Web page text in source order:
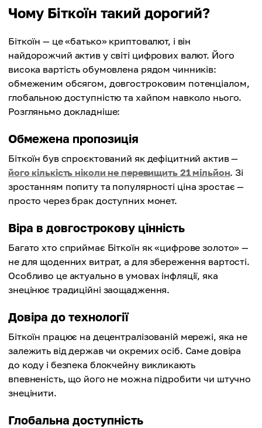
Чому Біткоїн такий дорогий?
Біткоїн — це «батько» криптовалют, і він
найдорожчий актив у світі цифрових валют. Його
висока вартість обумовлена рядом чинників:
обмеженим обсягом, довгостроковим потенціалом,
глобальною доступністю та хайпом навколо нього.
Розгляньмо докладніше:
Обмежена пропозиція
Біткоїн був спроєктований як дефіцитний актив —
його кількість ніколи не перевищить 21 мільйон. Зі
зростанням попиту та популярності ціна зростає —
просто через брак доступних монет.
Віра в довгострокову цінність
Багато хто сприймає Біткоїн як «цифрове золото» —
не для щоденних витрат, а для збереження вартості.
Особливо це актуально в умовах інфляції, яка
знецінює традиційні заощадження.
Довіра до технології
Біткоїн працює на децентралізованій мережі, яка не
залежить від держав чи окремих осіб. Саме довіра
до коду і безпека блокчейну викликають
впевненість, що його не можна підробити чи штучно
знецінити.
Глобальна доступність